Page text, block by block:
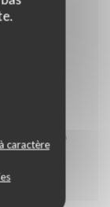
caractère
LAIT
et sa